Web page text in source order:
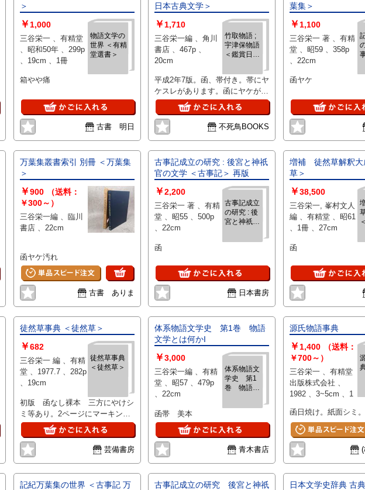
＞
物語文学の
世界 ＜有精
堂選書＞
￥ 1,000
三谷栄一 、有精堂
、昭和50年 、299p
、19cm 、1冊
箱やや痛
古書 明日
日本古典文学＞
竹取物語 ;
宇津保物語
＜鑑賞日本
￥ 1,710
三谷栄一編 、角川
書店 、467p 、
20cm
平成2年7版。函、帯付き。帯にヤ
ケスレがあります。函にヤケがあ
ります。線引き、書込みがありま
す。
不死鳥BOOKS
葉集＞
￥ 1,100
三谷栄一 著 、有精
堂 、昭59 、358p
、22cm
函ヤケ
万葉集叢書索引 別冊 ＜万葉集
＞
￥900
（送料：
￥300～）
三谷栄一編 、臨川
書店 、22cm
函ヤケ汚れ
古書 ありま
古事記成立の研究 : 後宮と神祇
官の文学 ＜古事記＞ 再版
古事記成立
の研究 : 後
宮と神祇官
事記＞ 再版
￥2,200
三谷栄一 著 、有精
堂 、昭55 、500p
、22cm
函
日本書房
増補 徒然草解釈大
草＞
￥38,500
三谷栄一, 峯村文人
編 、有精堂 、昭61
、1冊 、27cm
函
徒然草事典 ＜徒然草＞
徒然草事典
＜徒然草＞
￥682
三谷栄一 編 、有精
堂 、1977.7 、282p
、19cm
初版 函なし裸本 三方にやけシ
ミ等あり。2ページにマーキング
あり。読むには支障ありません。
送料198円～
芸備書房
体系物語文学史 第1巻 物語
文学とは何かI
体系物語文
学史 第1
巻 物語文
￥3,000
三谷栄一編 、有精
堂 、昭57 、479p
、22cm
函帯 美本
青木書店
源氏物語事典
￥ 1,400
（送料：
￥700～）
三谷栄一 、有精堂
出版株式会社 、
1982 、3~5cm 、1
函日焼け。紙面シミ。
記紀万葉集の世界 ＜古事記 万
古事記成立の研究 後宮と神祇
日本文学史辞典 古